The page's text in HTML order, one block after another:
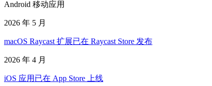
Android 移动应用
2026 年 5 月
macOS Raycast 扩展已在 Raycast Store 发布
2026 年 4 月
iOS 应用已在 App Store 上线